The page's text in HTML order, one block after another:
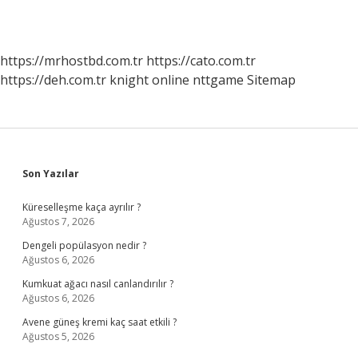
https://mrhostbd.com.tr https://cato.com.tr
https://deh.com.tr knight online nttgame Sitemap
Sidebar
Son Yazılar
Küreselleşme kaça ayrılır ?
Ağustos 7, 2026
Dengeli popülasyon nedir ?
Ağustos 6, 2026
Kumkuat ağacı nasıl canlandırılır ?
Ağustos 6, 2026
Avene güneş kremi kaç saat etkili ?
Ağustos 5, 2026